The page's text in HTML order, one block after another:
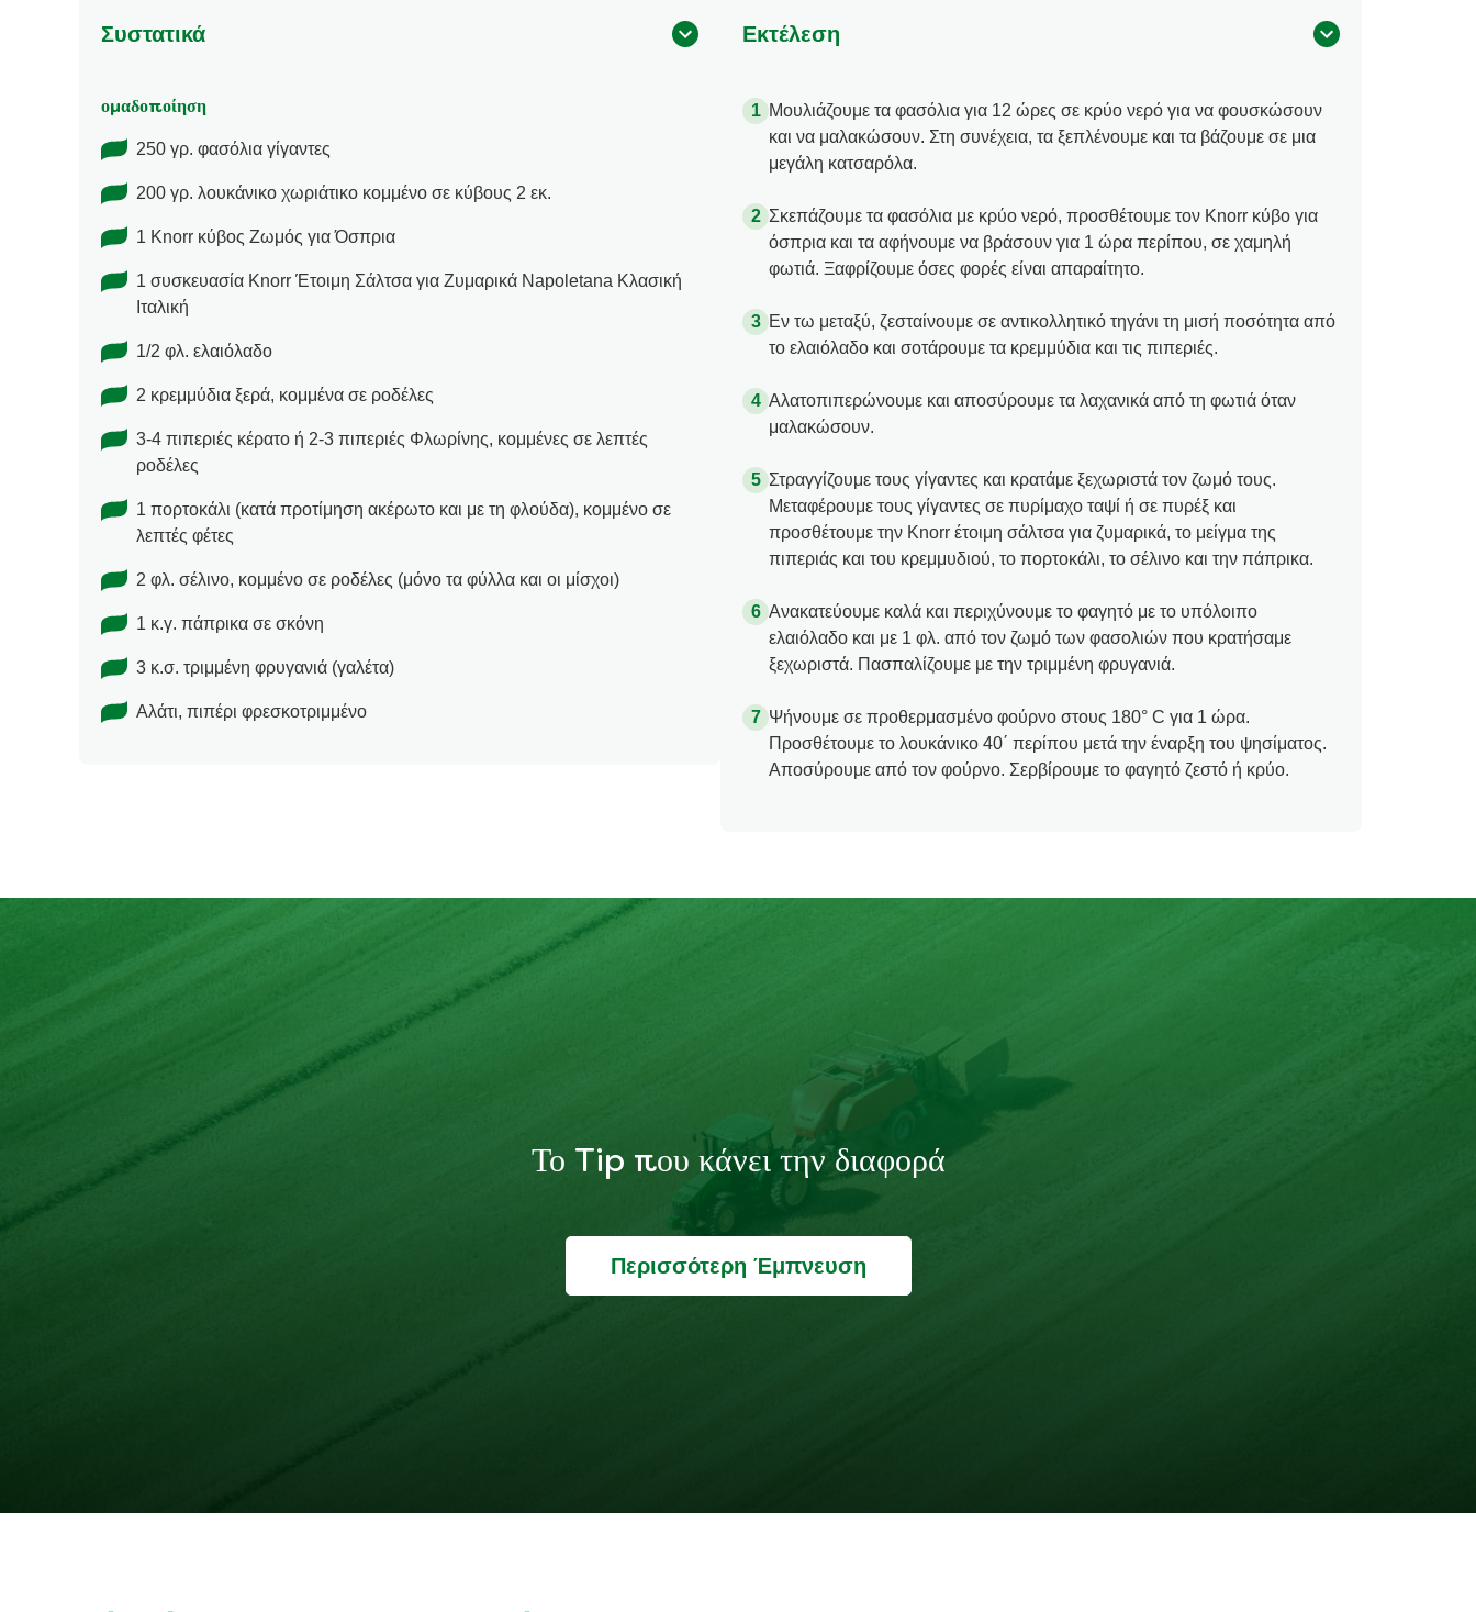
Συστατικά
ομαδοποίηση
250 γρ. φασόλια γίγαντες
200 γρ. λουκάνικο χωριάτικο κομμένο σε κύβους 2 εκ.
1 Knorr κύβος Ζωμός για Όσπρια
1 συσκευασία Knorr Έτοιμη Σάλτσα για Ζυμαρικά Napoletana Κλασική
Ιταλική
1/2 φλ. ελαιόλαδο
2 κρεμμύδια ξερά, κομμένα σε ροδέλες
3-4 πιπεριές κέρατο ή 2-3 πιπεριές Φλωρίνης, κομμένες σε λεπτές
ροδέλες
1 πορτοκάλι (κατά προτίμηση ακέρωτο και με τη φλούδα), κομμένο σε
λεπτές φέτες
2 φλ. σέλινο, κομμένο σε ροδέλες (μόνο τα φύλλα και οι μίσχοι)
1 κ.γ. πάπρικα σε σκόνη
3 κ.σ. τριμμένη φρυγανιά (γαλέτα)
Αλάτι, πιπέρι φρεσκοτριμμένο
Εκτέλεση
Μουλιάζουμε τα φασόλια για 12 ώρες σε κρύο νερό για να φουσκώσουν
και να μαλακώσουν. Στη συνέχεια, τα ξεπλένουμε και τα βάζουμε σε μια
μεγάλη κατσαρόλα.
Σκεπάζουμε τα φασόλια με κρύο νερό, προσθέτουμε τον Knorr κύβο για
όσπρια και τα αφήνουμε να βράσουν για 1 ώρα περίπου, σε χαμηλή
φωτιά. Ξαφρίζουμε όσες φορές είναι απαραίτητο.
Εν τω μεταξύ, ζεσταίνουμε σε αντικολλητικό τηγάνι τη μισή ποσότητα από
το ελαιόλαδο και σοτάρουμε τα κρεμμύδια και τις πιπεριές.
Αλατοπιπερώνουμε και αποσύρουμε τα λαχανικά από τη φωτιά όταν
μαλακώσουν.
Στραγγίζουμε τους γίγαντες και κρατάμε ξεχωριστά τον ζωμό τους.
Μεταφέρουμε τους γίγαντες σε πυρίμαχο ταψί ή σε πυρέξ και
προσθέτουμε την Knorr έτοιμη σάλτσα για ζυμαρικά, το μείγμα της
πιπεριάς και του κρεμμυδιού, το πορτοκάλι, το σέλινο και την πάπρικα.
Ανακατεύουμε καλά και περιχύνουμε το φαγητό με το υπόλοιπο
ελαιόλαδο και με 1 φλ. από τον ζωμό των φασολιών που κρατήσαμε
ξεχωριστά. Πασπαλίζουμε με την τριμμένη φρυγανιά.
Ψήνουμε σε προθερμασμένο φούρνο στους 180° C για 1 ώρα.
Προσθέτουμε το λουκάνικο 40΄ περίπου μετά την έναρξη του ψησίματος.
Αποσύρουμε από τον φούρνο. Σερβίρουμε το φαγητό ζεστό ή κρύο.
Το Tip που κάνει την διαφορά
Περισσότερη Έμπνευση